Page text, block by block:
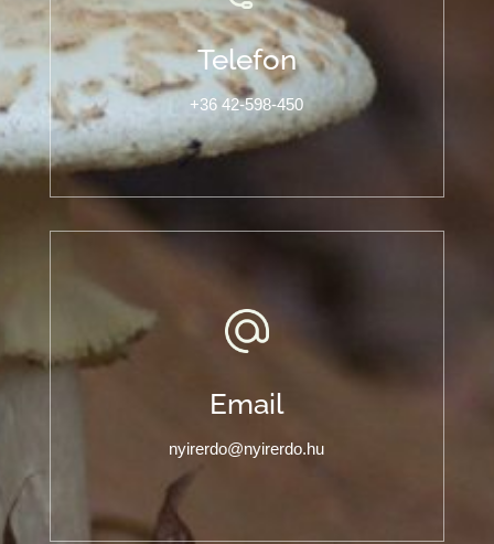
Telefon
+36 42-598-450
Email
nyirerdo@nyirerdo.hu